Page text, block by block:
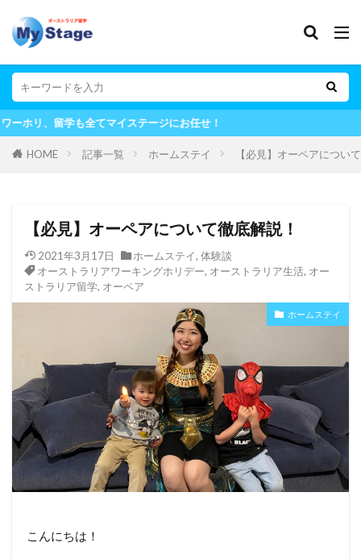
ジにお任せ！
HOME 記事一覧 ホームステイ 【必見】オーペアについ
【必見】オーペアについて徹底解説！
2021年3月17日 ホームステイ, 体験談
オーストラリアワーキングホリデー, オーストラリア生活, オー
ストラリア留学, オーペア
ホームステイ
こんにちは！